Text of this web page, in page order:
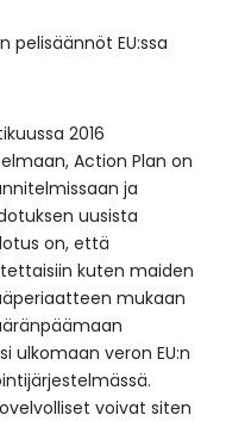
pelisäännöt EU:ssa
2016
Action Plan on
ja
uusista
on, että
kuten maiden
mukaan
ulkomaan veron EU:n
voivat siten